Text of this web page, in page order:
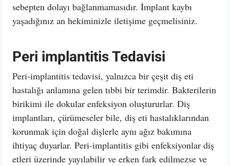
sebepten dolayı bağlanmamasıdır. İmplant kaybı
yaşadığınız an hekiminizle iletişime geçmelisiniz.
Peri implantitis Tedavisi
Peri-implantitis tedavisi, yalnızca bir çeşit diş eti
hastalığı anlamına gelen tıbbi bir terimdir. Bakterilerin
birikimi ile dokular enfeksiyon oluştururlar. Diş
implantları, çürümeseler bile, diş eti hastalıklarından
korunmak için doğal dişlerle aynı ağız bakımına
ihtiyaç duyarlar. Peri-implantitis gibi enfeksiyonlar diş
etleri üzerinde yayılabilir ve erken fark edilmezse ve